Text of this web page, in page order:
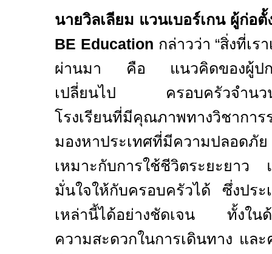
นายวิลเลียม แวนเบอร์เกน ผู้ก่อ
BE Education กล่าวว่า “สิ่งที่เร
ผ่านมา คือ แนวคิดของผู้ปกค
เปลี่ยนไป ครอบครัวจำนวน
โรงเรียนที่มีคุณภาพทางวิชากา
มองหาประเทศที่มีความปลอ
เหมาะกับการใช้ชีวิตระยะยาว
มั่นใจให้กับครอบครัวได้ ซึ่งประ
เหล่านี้ได้อย่างชัดเจน ทั้งในด้
ความสะดวกในการเดินทาง แล